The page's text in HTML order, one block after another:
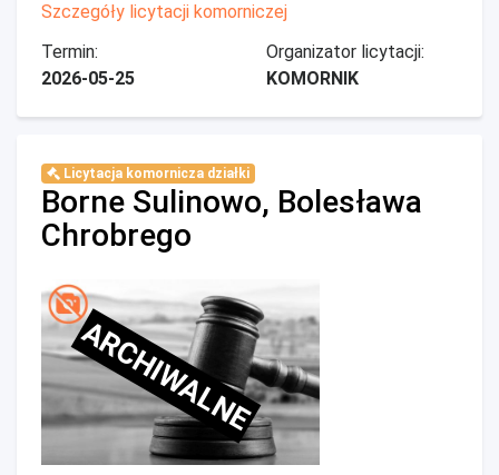
Szczegóły licytacji komorniczej
Termin:
2026-05-25
Organizator licytacji:
KOMORNIK
Licytacja komornicza działki
Borne Sulinowo, Bolesława
Chrobrego
ARCHIWALNE